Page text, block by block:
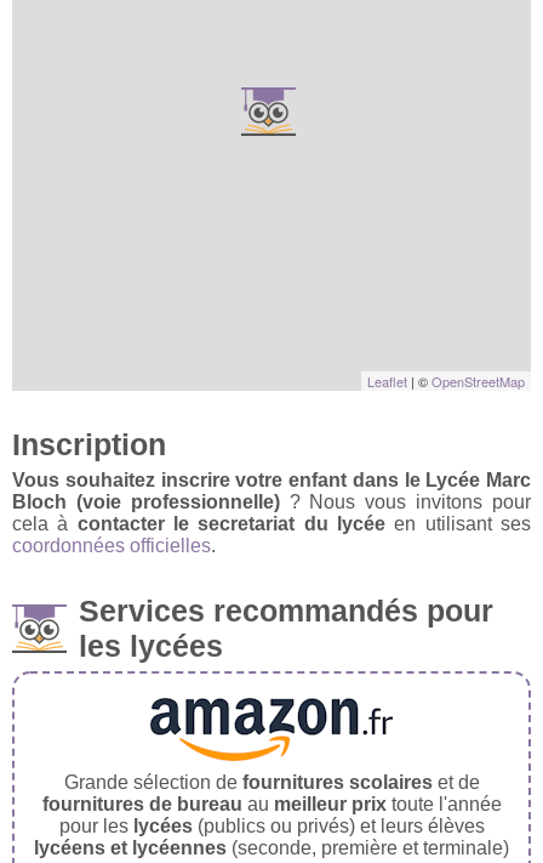
Leaflet | ©OpenStreetMap
Inscription
Vous souhaitez inscrire votre enfant dans le Lycée Marc
Bloch (voie professionnelle)? Nous vous invitons pour
cela à contacter le secretariat du lycée en utilisant ses
coordonnées officielles.
Services recommandés pour
les lycées
Grande sélection de fournitures scolaireset de
fournitures de bureau au meilleur prixtoute l'année
pour les lycées(publics ou privés) et leurs élèves
lycéens et lycéennes (seconde, première et terminale)